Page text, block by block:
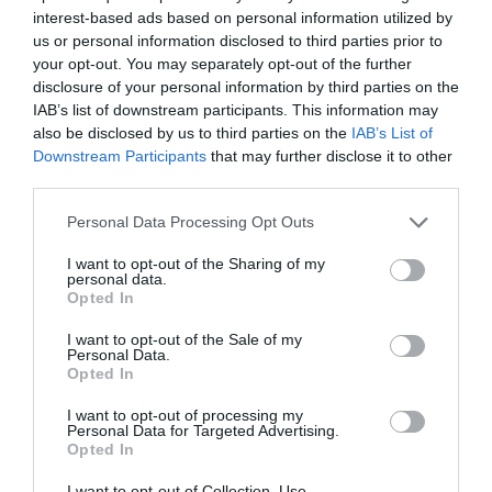
interest-based ads based on personal information utilized by
us or personal information disclosed to third parties prior to
your opt-out. You may separately opt-out of the further
disclosure of your personal information by third parties on the
IAB’s list of downstream participants. This information may
also be disclosed by us to third parties on the IAB’s List of
Downstream Participants that may further disclose it to other
Please note that this website/app uses one or more Google
not limited to your visit or usage behaviour. You may click to
grant or deny consent to Google and its third-party tags to
use your data for below specified purposes in below Google
consent section.
Personal Data Processing Opt Outs
I want to opt-out of the Sharing of my
personal data.
Opted In
I want to opt-out of the Sale of my
Personal Data.
Opted In
I want to opt-out of processing my
Personal Data for Targeted Advertising.
Opted In
A modern termesztés nagy része már nem a
véletlenre épül. Régebben, például az 1950-es
években, a huitlacoche azért volt drága, mert a
földmunkásoknak a kukoricaföldeken kellett
megkeresniük azokat a töveket, amelyeken
nagyjából három érintett. A mai kontrollált
beoltással viszont90 százalék fölötti
arány is
elérhető, vagyis száz növényből akár kilencven is
hozhat huitlacochét.